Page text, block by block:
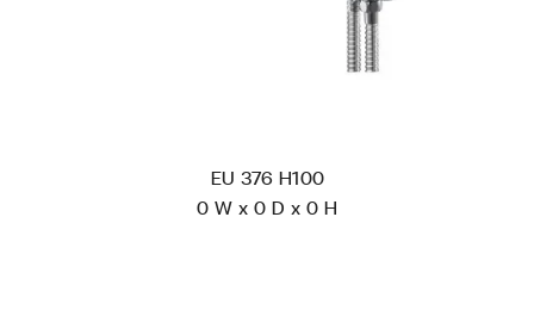
EU 376 H100
0 W x 0 D x 0 H